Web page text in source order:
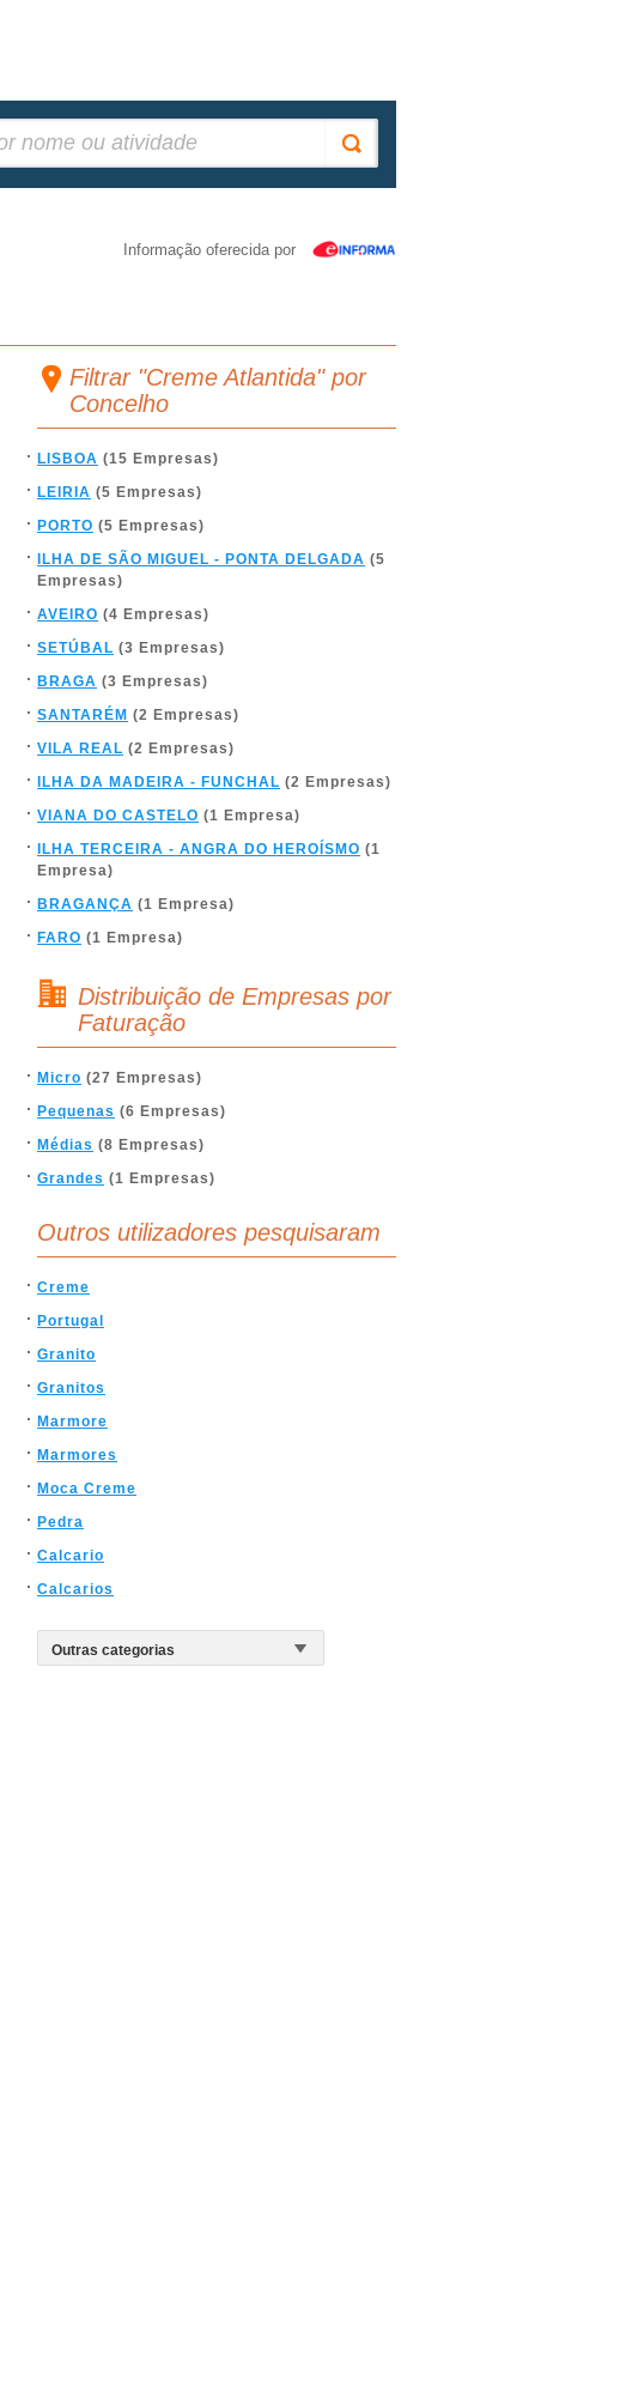
Informação oferecida por
Filtrar "Creme Atlantida" por
Concelho
LISBOA (15 Empresas)
LEIRIA (5 Empresas)
PORTO (5 Empresas)
ILHA DE SÃO MIGUEL - PONTA DELGADA (5
Empresas)
AVEIRO (4 Empresas)
SETÚBAL (3 Empresas)
BRAGA (3 Empresas)
SANTARÉM (2 Empresas)
VILA REAL (2 Empresas)
ILHA DA MADEIRA - FUNCHAL (2 Empresas)
VIANA DO CASTELO (1 Empresa)
ILHA TERCEIRA - ANGRA DO HEROÍSMO (1
Empresa)
BRAGANÇA (1 Empresa)
FARO (1 Empresa)
Distribuição de Empresas por
Faturação
Micro (27 Empresas)
Pequenas (6 Empresas)
Médias (8 Empresas)
Grandes (1 Empresas)
Outros utilizadores pesquisaram
Creme
Portugal
Granito
Granitos
Marmore
Marmores
Moca Creme
Pedra
Calcario
Calcarios